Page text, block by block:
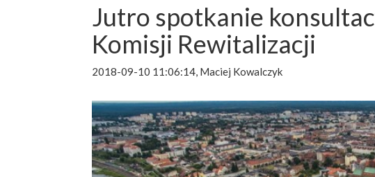
Jutro spotkanie
Komisji Rewitalizacji
2018-09-10 11:06:14, Maciej Kowalczyk